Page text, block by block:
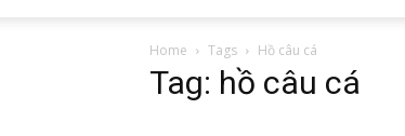
Home Tags Hồ câu cá
Tag: hồ câu cá